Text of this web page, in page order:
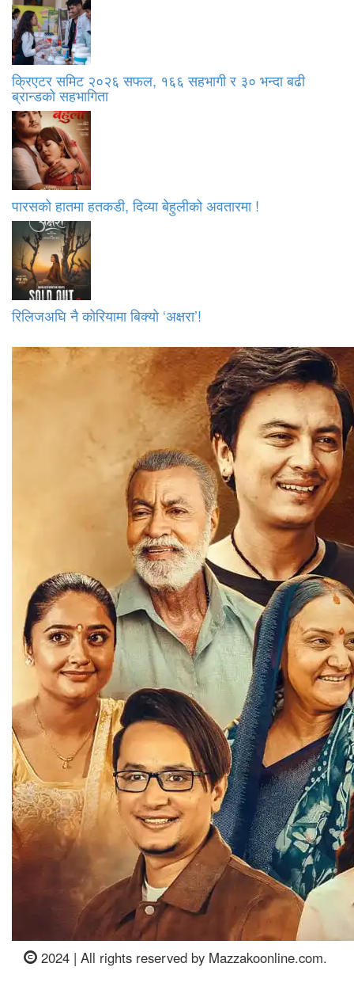
क्रिएटर समिट २०२६ सफल, १६६ सहभागी र ३० भन्दा बढी
ब्रान्डको सहभागिता
पारसको हातमा हतकडी, दिव्या बेहुलीको अवतारमा !
रिलिजअघि नै कोरियामा बिक्यो ‘अक्षरा’!
2024 | All rights reserved by Mazzakoonline.com.